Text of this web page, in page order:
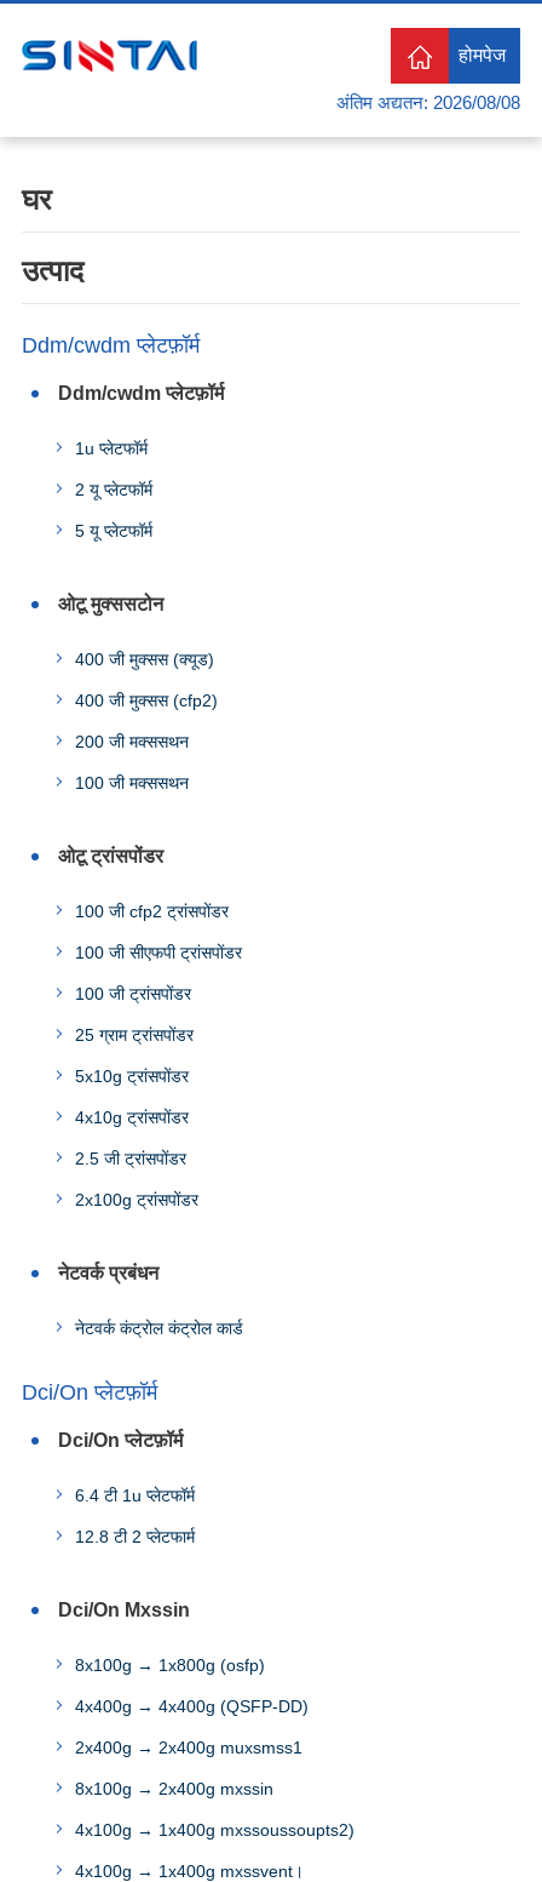
होमपेज
अंतिम अद्यतन: 2026/08/08
घर
उत्पाद
Ddm/cwdm प्लेटफ़ॉर्म
Ddm/cwdm प्लेटफ़ॉर्म
1u प्लेटफॉर्म
2 यू प्लेटफॉर्म
5 यू प्लेटफॉर्म
ओटू मुक्ससटोन
400 जी मुक्सस (क्यूड)
400 जी मुक्सस (cfp2)
200 जी मक्ससथन
100 जी मक्ससथन
ओटू ट्रांसपोंडर
100 जी cfp2 ट्रांसपोंडर
100 जी सीएफपी ट्रांसपोंडर
100 जी ट्रांसपोंडर
25 ग्राम ट्रांसपोंडर
5x10g ट्रांसपोंडर
4x10g ट्रांसपोंडर
2.5 जी ट्रांसपोंडर
2x100g ट्रांसपोंडर
नेटवर्क प्रबंधन
नेटवर्क कंट्रोल कंट्रोल कार्ड
Dci/On प्लेटफ़ॉर्म
Dci/On प्लेटफ़ॉर्म
6.4 टी 1u प्लेटफॉर्म
12.8 टी 2 प्लेटफार्म
Dci/On Mxssin
8x100g → 1x800g (osfp)
4x400g → 4x400g (QSFP-DD)
2x400g → 2x400g muxsmss1
8x100g → 2x400g mxssin
4x100g → 1x400g mxssoussoupts2)
4x100g → 1x400g mxssvent।